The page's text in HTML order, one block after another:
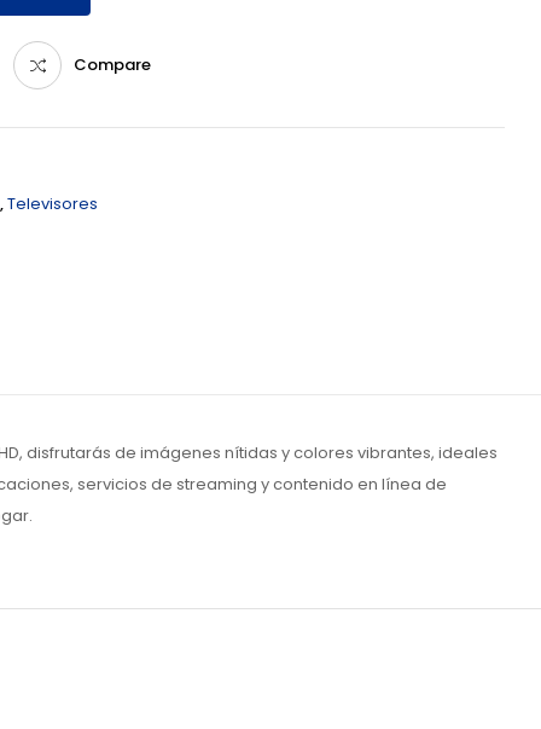
Compare
,Televisores
disfrutarás de imágenes nítidas y colores vibrantes, ideales
servicios de streaming y contenido en línea de